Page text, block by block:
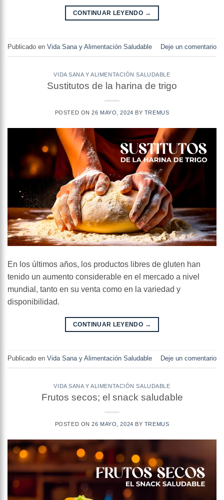
CONTINUAR LEYENDO →
Publicado en Vida Sana y Alimentación Saludable Deje un comentario
VIDA SANA Y ALIMENTACIÓN SALUDABLE
Sustitutos de la harina de trigo
POSTED ON26 MAYO, 2024 BY TREMUS
En los últimos años, los productos libres de gluten han
tenido un aumento considerable en el mercado a nivel
mundial, tanto en su venta como en la variedad y
disponibilidad.
CONTINUAR LEYENDO →
Publicado en Vida Sana y Alimentación Saludable Deje un comentario
VIDA SANA Y ALIMENTACIÓN SALUDABLE
Frutos secos; el snack saludable
POSTED ON26 MAYO, 2024 BY TREMUS